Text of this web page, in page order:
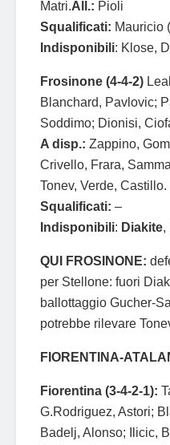
Matri.All.: Pioli
Squalificati: Mauricio
Indisponibili: Klose,
Frosinone (4-4-2)
Blanchard, Pavlovic;
Soddimo; Dionisi,
A disp.: Zappino,
Crivello, Frara,
Tonev, Verde, Castillo.
Squalificati: –
Indisponibili: Diakite,
QUI FROSINONE:
per Stellone: fuori
ballottaggio Gucher-
potrebbe rilevare
FIORENTINA-
Fiorentina (3-4-2-1):
G.Rodriguez, Astori;
Badelj, Alonso; Ilicic,